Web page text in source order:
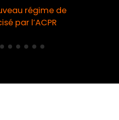
régime de
par l’ACPR